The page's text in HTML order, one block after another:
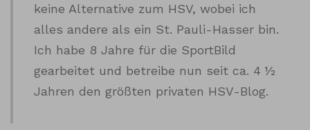
keine Alternative zum HSV, wobei ich
alles andere als ein St. Pauli-Hasser bin.
Ich habe 8 Jahre für die SportBild
gearbeitet und betreibe nun seit ca. 4 ½
Jahren den größten privaten HSV-Blog.